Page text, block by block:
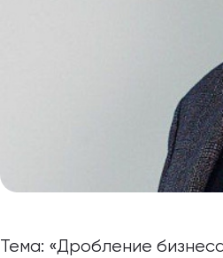
Тема: «Дробление